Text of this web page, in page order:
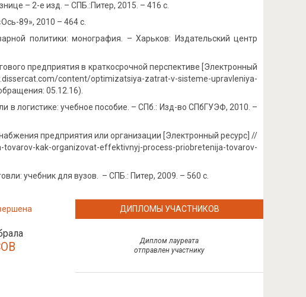
– 2-е изд. – СПБ.:Питер, 2015. – 416 с.
89», 2010 – 464 с.
политики: монография. – Харьков: Издательский центр
предприятия в краткосрочной перспективе [Электронный
content/optimizatsiya-zatrat-v-sisteme-upravleniya-
05.12.16).
логистике: учебное пособие. – СПб.: Изд-во СПбГУЭФ, 2010. –
предприятия или организации [Электронный ресурс] //
kak-organizovat-effektivnyj-process-priobretenija-tovarov-
учебник для вузов. – СПБ.: Питер, 2009. – 560 с.
ДИПЛОМЫ УЧАСТНИКОВ
Диплом лауреата
отправлен участнику